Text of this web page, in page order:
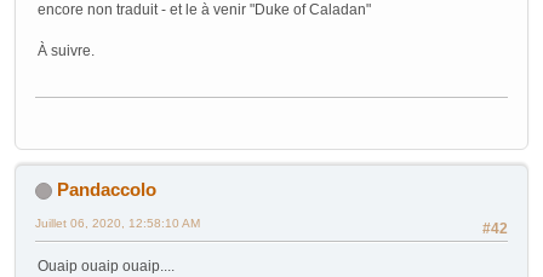
encore non traduit - et le à venir "Duke of Caladan"
À suivre.
Pandaccolo
#42
Juillet 06, 2020, 12:58:10 AM
Ouaip ouaip ouaip....